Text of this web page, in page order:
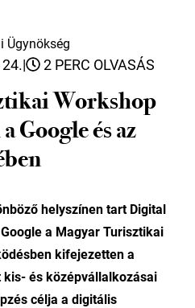
Ügynökség
24.| 2 PERC OLVASÁS
Workshop
Google és az
helyszínen tart Digital
a Magyar Turisztikai
kifejezetten a
és középvállalkozásai
célja a digitális